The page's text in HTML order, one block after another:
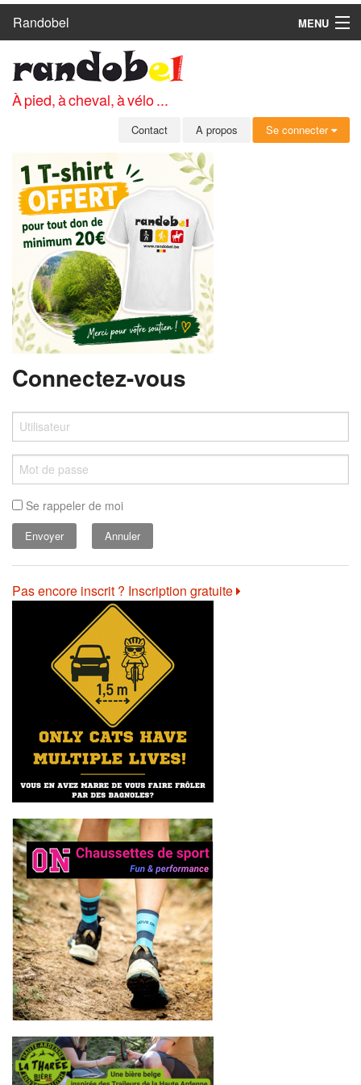
Randobel
MENU
CIRCUITS
CLUBS
MEMBRES
SE CONNECTER
INSCRIPTION GRATUITE
MOT DE PASSE OUBLIÉ
À pied, à cheval, à vélo ...
Contact A propos Se connecter
Connectez-vous
Se rappeler de moi
Annuler
Pas encore inscrit ? Inscription gratuite